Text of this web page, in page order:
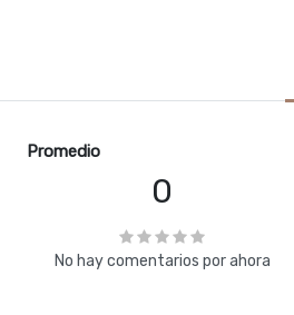
Promedio
0
No hay comentarios por ahora